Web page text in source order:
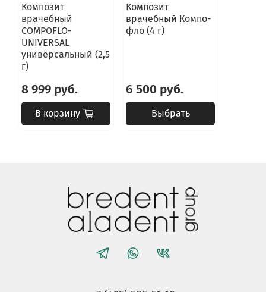
Композит
врачебный
COMPOFLO-
UNIVERSAL
универсальный (2,5
г)
8 999 руб.
В корзину
Композит
врачебный Компо-
фло (4 г)
6 500 руб.
Выбрать